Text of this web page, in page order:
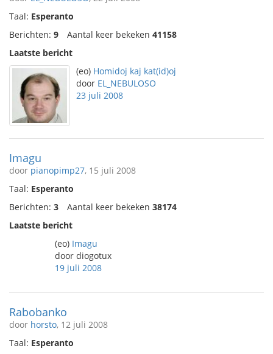
Taal: Esperanto
Berichten: 9 Aantal keer bekeken 41158
Laatste bericht
(eo) Homidoj kaj kat(id)oj
door EL_NEBULOSO
23 juli 2008
Imagu
door pianopimp27, 15 juli 2008
Taal: Esperanto
Berichten: 3 Aantal keer bekeken 38174
Laatste bericht
(eo) Imagu
door diogotux
19 juli 2008
Rabobanko
door horsto, 12 juli 2008
Taal: Esperanto